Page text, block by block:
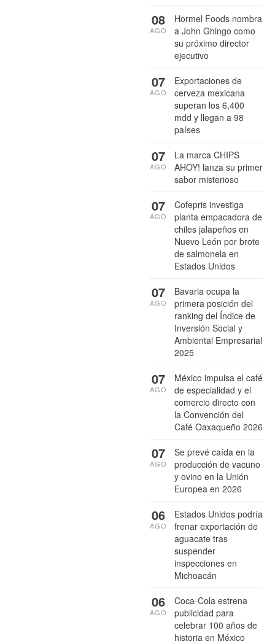
Hormel Foods nombra
a John Ghingo como
su próximo director
ejecutivo
08
AGO
Exportaciones de
cerveza mexicana
superan los 6,400
mdd y llegan a 98
países
07
AGO
La marca CHIPS
AHOY! lanza su primer
sabor misterioso
07
AGO
Cofepris investiga
planta empacadora de
chiles jalapeños en
Nuevo León por brote
de salmonela en
Estados Unidos
07
AGO
Bavaria ocupa la
primera posición del
ranking del Índice de
Inversión Social y
Ambiental Empresarial
2025
07
AGO
México impulsa el café
de especialidad y el
comercio directo con
la Convención del
Café Oaxaqueño 2026
07
AGO
Se prevé caída en la
producción de vacuno
y ovino en la Unión
Europea en 2026
07
AGO
Estados Unidos podría
frenar exportación de
aguacate tras
suspender
inspecciones en
Michoacán
06
AGO
Coca-Cola estrena
publicidad para
celebrar 100 años de
historia en México
06
AGO